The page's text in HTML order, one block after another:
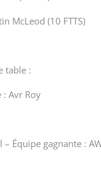
McLeod (10 FTTS)
table :
: Avr Roy
Équipe gagnante :